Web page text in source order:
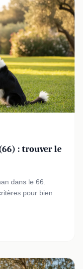
: trouver le
dans le 66.
pour bien